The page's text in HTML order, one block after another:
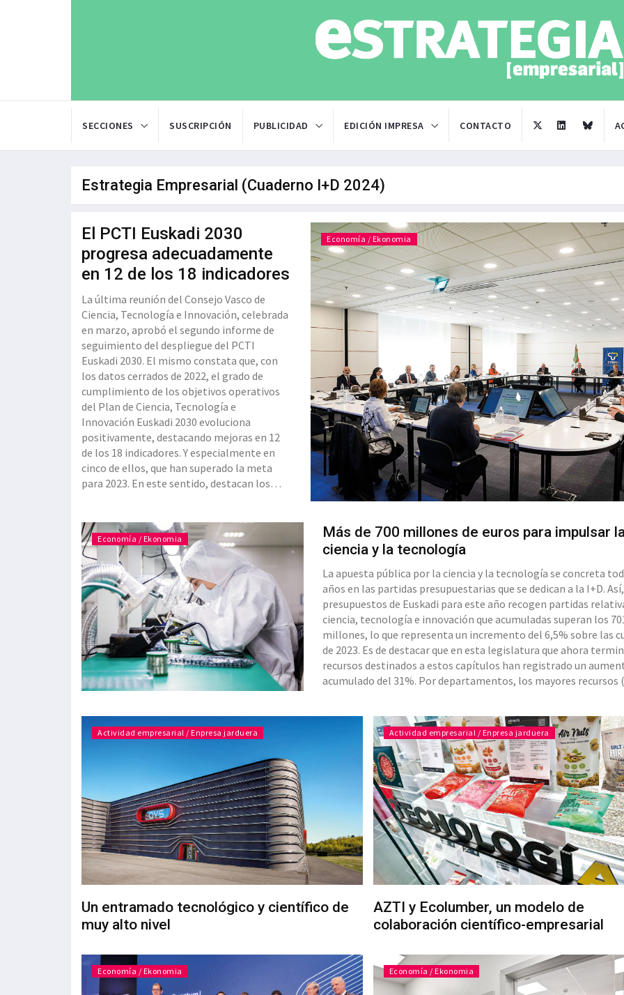
SECCIONES SUSCRIPCIÓN PUBLICIDAD EDICIÓN IMPRESA CONTACTO
Estrategia Empresarial (Cuaderno I+D 2024)
El PCTI Euskadi 2030
progresa adecuadamente
en 12 de los 18 indicadores
La última reunión del Consejo Vasco de
Ciencia, Tecnología e Innovación, celebrada
en marzo, aprobó el segundo informe de
seguimiento del despliegue del PCTI
Euskadi 2030. El mismo constata que, con
los datos cerrados de 2022, el grado de
cumplimiento de los objetivos operativos
del Plan de Ciencia, Tecnología e
Innovación Euskadi 2030 evoluciona
positivamente, destacando mejoras en 12
de los 18 indicadores. Y especialmente en
cinco de ellos, que han superado la meta
para 2023. En este sentido, destacan los
las inversiones en I+D, en las solicitudes de
paten
Economía / Ekonomia
Economía / Ekonomia
Más de 700 millones de euros para impulsar
ciencia y la tecnología
La apuesta pública por la ciencia y la tecnología se concreta
años en las partidas presupuestarias que se dedican a la I+D.
presupuestos de Euskadi para este año recogen partidas
ciencia, tecnología e innovación que acumuladas superan los
millones, lo que representa un incremento del 6,5% sobre las
de 2023. Es de destacar que en esta legislatura que ahora
recursos destinados a estos capítulos han registrado un
acumulado del 31%. Por departamentos, los mayores recursos
Actividad empresarial / Enpresa jarduera
Un entramado tecnológico y científico de
muy alto nivel
Actividad empresarial / Enpresa jarduera
AZTI y Ecolumber, un modelo de
colaboración científico-empresarial
Economía / Ekonomia Economía / Ekonomia